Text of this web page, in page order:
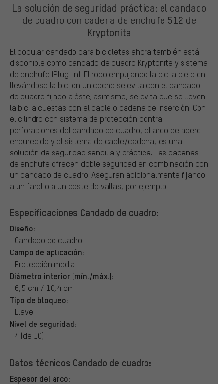
La solución de seguridad práctica: el candado
de cuadro con cadena de enchufe 512 de
Kryptonite
El popular candado para bicicletas ahora también está
disponible como candado de cuadro Kryptonite y sistema
de enchufe (Plug-In). El robo empujando la bici a pie o en
llevándose la bici en un coche se evita con el candado
de cuadro fijado a éste; asimismo, se evita que se lleven
la bici a cuestas con el cable o cadena de inserción. Con
el cilindro con sistema de protección contra
perforaciones del candado de cuadro, el arco de acero
endurecido y el sistema de cable/cadena, es una
solución de seguridad sencilla y práctica. Las cadenas
de enchufe ofrecen doble seguridad en combinación con
un candado de cuadro. Aseguran adicionalmente fijando
a un farol o a un poste de vallas, por ejemplo.
Especificaciones Candado de cuadro:
Diseño:
Candado de cuadro
Campo de aplicación:
Protección media
Diámetro interior (mín./máx.):
6,5 cm / 10,4 cm
Tipo de bloqueo:
Llave
Nivel de seguridad:
4 (de 10)
Datos técnicos Candado de cuadro:
Espesor del arco: